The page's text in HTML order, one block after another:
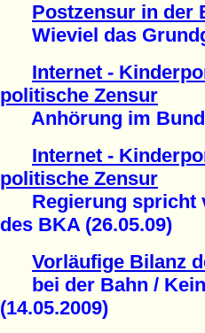
Postzensur in der
Wieviel das
Internet -
politische Zensur
Anhörung im
Internet -
politische Zensur
Regierung spricht
des BKA (26.05.09)
Vorläufige Bilanz
bei der Bahn /
(14.05.2009)